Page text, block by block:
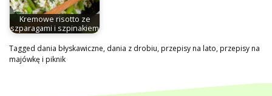
Kremowe risotto ze
szparagami i szpinakiem
Tagged dania błyskawiczne, dania z drobiu,przepisy na lato,przepisy na
majówkę i piknik